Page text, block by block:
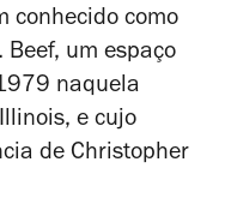
conhecido como
Beef, um espaço
naquela
e cujo
de Christopher